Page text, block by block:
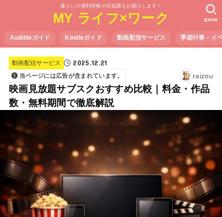
暮らしの便利情報や豆知識をお届けします！
MY ライフ×ワーク
Audibleガイド Kindleガイド 動画配信サービス 季節行事・イ
SEARCH
動画配信サービス 2025.12.21
当ページには広告が含まれています。 raizou
映画見放題サブスクおすすめ比較｜料金・作品
数・無料期間で徹底解説